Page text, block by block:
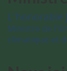
Ministre de
climatique et